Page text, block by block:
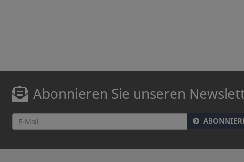
Abonnieren Sie unseren